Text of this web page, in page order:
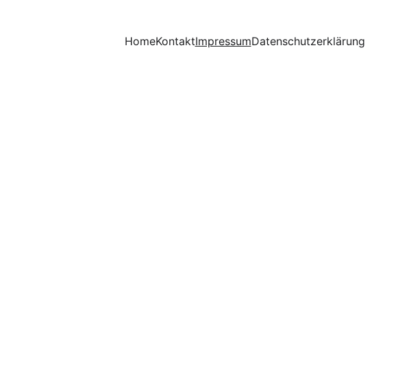
HomeKontaktImpressumDatenschutzerklärung